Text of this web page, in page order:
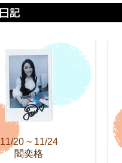
11/20 ~ 11/24
閻奕格